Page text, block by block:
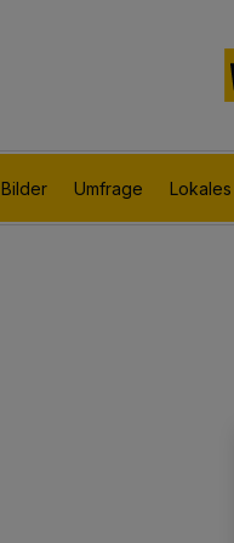
Bilder Umfrage Lokales